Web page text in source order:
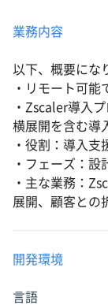
業務内容
以下、概要にな
・リモート可能
・Zscaler導入
横展開を含む導
・役割：導入支
・フェーズ：設
・主な業務：
展開、顧客との
開発環境
言語